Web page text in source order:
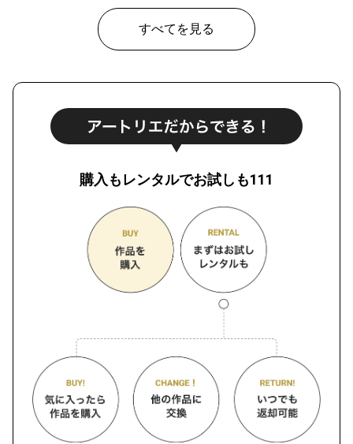
すべてを見る
購入もレンタルでお試しも111